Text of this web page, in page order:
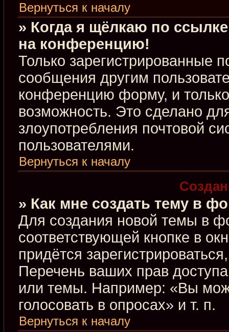
Вернуться к началу
» Когда я щёлкаю по
на конференцию!
Только зарегистрированные
сообщения другим
конференцию форму, и
возможность. Это сделано
злоупотребления почтовой
пользователями.
Вернуться к началу
» Как мне создать тему в
Для создания новой темы в
соответствующей кнопке в
придётся
Перечень ваших прав
или темы. Например: «Вы
голосовать в опросах» и т. п.
Вернуться к началу